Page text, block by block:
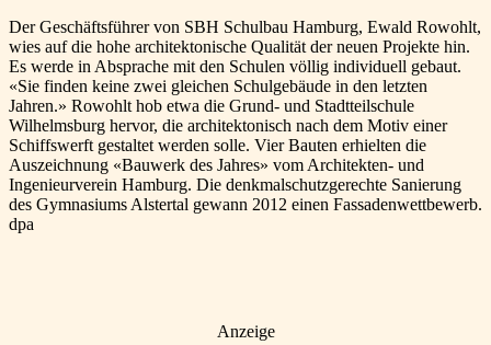
Der Geschäftsführer von SBH Schulbau Hamburg, Ewald Rowohlt,
wies auf die hohe architektonische Qualität der neuen Projekte hin.
Es werde in Absprache mit den Schulen völlig individuell gebaut.
«Sie finden keine zwei gleichen Schulgebäude in den letzten
Jahren.» Rowohlt hob etwa die Grund- und Stadtteilschule
Wilhelmsburg hervor, die architektonisch nach dem Motiv einer
Schiffswerft gestaltet werden solle. Vier Bauten erhielten die
Auszeichnung «Bauwerk des Jahres» vom Architekten- und
Ingenieurverein Hamburg. Die denkmalschutzgerechte Sanierung
des Gymnasiums Alstertal gewann 2012 einen Fassadenwettbewerb.
dpa
Anzeige